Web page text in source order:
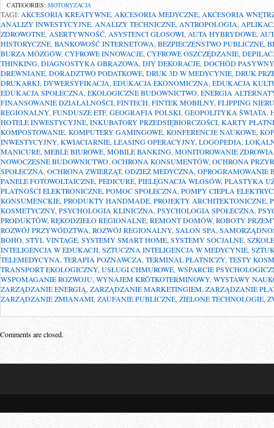
CATEGORIES: MOTORYZACJA
TAGI: AKCESORIA KREATYWNE, AKCESORIA MEDYCZNE, AKCESORIA
ANALIZY INWESTYCYJNE, ANALIZY TECHNICZNE, ANTROPOLOGIA
ZDROWOTNE ASERTYWNOŚĆ ASYSTENCI GŁOSOWI AUTA HYBRYDOWE
HISTORYCZNE, BANKOWOŚĆ INTERNETOWA BEZPIECZEŃSTWO PUBLICZNE
BURZA MÓZGÓW, CYFROWE INNOWACJE CYFROWE OSZCZĘDZANIE,
THINKING, DIAGNOSTYKA OBRAZOWA DIY DEKORACJE DOCHÓD PASYWNY
DREWNIANE DORADZTWO PODATKOWE DRUK 3D W MEDYCYNIE, DRUK
DRUKARKI, DYWERSYFIKACJA EDUKACJA EKONOMICZNA EDUKACJA
EDUKACJA SPOŁECZNA, EKOLOGICZNE BUDOWNICTWO, ENERGIA
FINANSOWANIE DZIAŁALNOŚCI FINTECH FINTEK MOBILNY, FLIPPING
REGIONALNY, FUNDUSZE ETF, GEOGRAFIA POLSKI, GEOPOLITYKA ŚWIATA
HOTELE INWESTYCYJNE INKUBATORY PRZEDSIĘBIORCZOŚCI KARTY
KOMPOSTOWANIE KOMPUTERY GAMINGOWE KONFERENCJE NAUKOWE,
INWESTYCYJNY, KWIACIARNIE, LEASING OPERACYJNY, LOGOPEDIA,
MANICURE MEBLE BIUROWE MOBILE BANKING MONITOROWANIE ZDROWIA
NOWOCZESNE BUDOWNICTWO OCHRONA KONSUMENTÓW, OCHRONA
SPOŁECZNA OCHRONA ZWIERZĄT, ODZIEŻ MEDYCZNA OPROGRAMOWANIE
PANELE FOTOWOLTAICZNE, PEDICURE PIELĘGNACJA WŁOSÓW, PLASTYKA
PŁATNOŚCI ELEKTRONICZNE POMOC SPOŁECZNA, POMPY CIEPŁA
KONSUMENCKIE, PRODUKTY HANDMADE PROJEKTY ARCHITEKTONICZNE
KOSMETYCZNY, PSYCHOLOGIA KLINICZNA, PSYCHOLOGIA SPOŁECZNA,
PRODUKTÓW, RĘKODZIEŁO REGIONALNE, REMONT DOMÓW, ROBOTY
ROZWÓJ PRZYWÓDZTWA, ROZWÓJ REGIONALNY, SALON SPA,
BOHO STYL VINTAGE SYSTEMY SMART HOME, SYSTEMY SOCJALNE
INTELIGENCJA W EDUKACJI SZTUCZNA INTELIGENCJA W MEDYCYNIE,
TELEMEDYCYNA, TERAPIA POZNAWCZA TERMINAL PŁATNICZY, TESTY
TRANSPORT EKOLOGICZNY, USŁUGI CHMUROWE WSPARCIE
WSPOMAGANIE ROZWOJU, WYNAJEM KRÓTKOTERMINOWY, WYSTAWY
ZARZĄDZANIE ENERGIĄ ZARZĄDZANIE MARKETINGIEM ZARZĄDZANIE
ZARZĄDZANIE ZMIANAMI ZAUFANIE PUBLICZNE, ZIELONE TECHNOLOGIE
Comments are closed.